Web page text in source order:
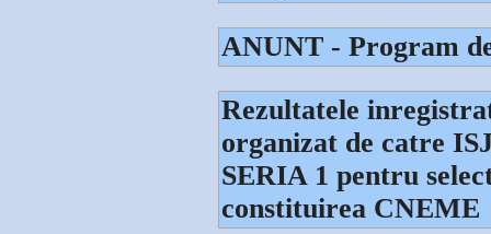
ANUNT - Program
Rezultatele
organizat de catre
SERIA 1 pentru
constituirea CNEME